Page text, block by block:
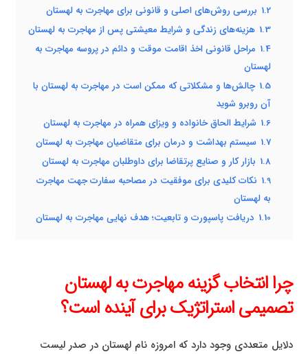
1.2 بررسی روش‌های اصلی و قانونی برای مهاجرت به لهستان
1.3 هزینه‌های زندگی و شرایط معیشتی پس از مهاجرت به لهستان
1.4 مراحل قانونی اخذ اقامت موقت و دائم در پروسه مهاجرت به
لهستان
1.5 چالش‌ها و مشکلاتی که ممکن است در مهاجرت به لهستان با
آن روبرو شوید
1.6 شرایط الحاق خانواده و ویزای همراه در مهاجرت به لهستان
1.7 سیستم بهداشت و درمان برای متقاضیان مهاجرت به لهستان
1.8 بازار کار و صنایع پرتقاضا برای داوطلبان مهاجرت به لهستان
1.9 نکات کلیدی برای موفقیت در مصاحبه سفارت جهت مهاجرت
به لهستان
1.10 دریافت پاسپورت و تابعیت؛ هدف نهایی مهاجرت به لهستان
چرا انتخاب گزینه مهاجرت به لهستان
تصمیمی استراتژیک برای آینده است؟
دلایل متعددی وجود دارد که امروزه نام لهستان در صدر لیست